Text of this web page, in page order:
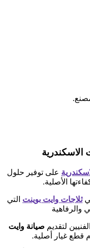
الاسكندرية
على توفير حلول
الأصلية.
ثلاجات وايت بوينت التي
والرفاهية
لتقديم صيانة وايت
قطع غيار أصلية.